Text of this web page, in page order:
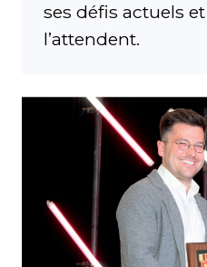
ses défis actuels
l’attendent.